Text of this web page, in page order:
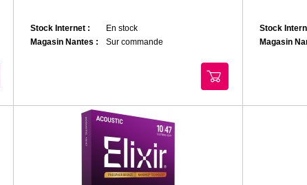
Stock Internet :
En stock
Magasin Nantes :
Sur commande
Stock
Magasin